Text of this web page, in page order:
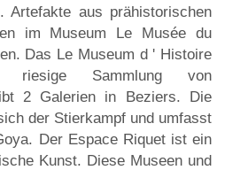
Artefakte aus prähistorischen
im Museum Le Musée du
Das Le Museum d ' Histoire
Sammlung von
2 Galerien in Beziers. Die
der Stierkampf und umfasst
Der Espace Riquet ist ein
Kunst. Diese Museen und